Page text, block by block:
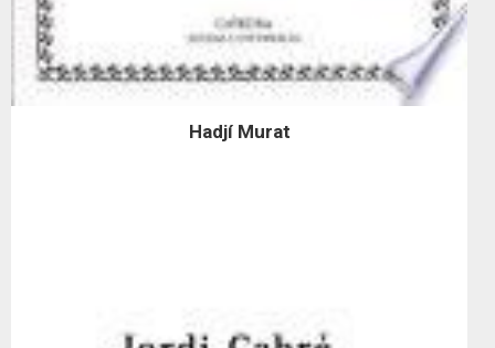
Hadjí Murat